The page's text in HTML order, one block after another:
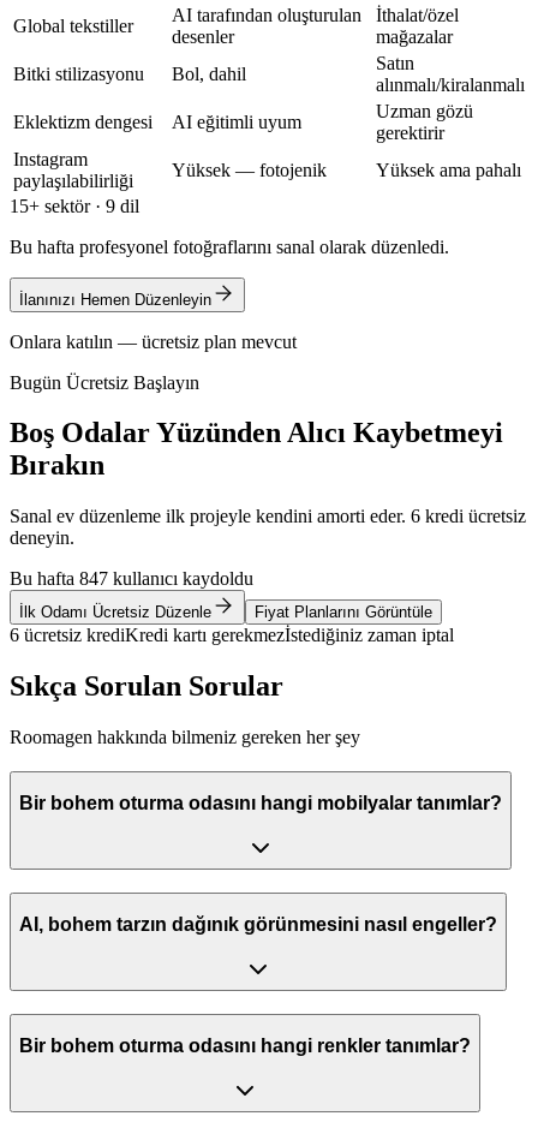
Global tekstiller
AI tarafından oluşturulan
desenler
İthalat/özel
mağazalar
Bitki stilizasyonu
Bol, dahil
Satın
alınmalı/kiralanmalı
Eklektizm dengesi
AI eğitimli uyum
Uzman gözü
gerektirir
Instagram
paylaşılabilirliği
Yüksek — fotojenik
Yüksek ama pahalı
15+ sektör · 9 dil
Bu hafta profesyonel fotoğraflarını sanal olarak düzenledi.
İlanınızı Hemen Düzenleyin
Onlara katılın — ücretsiz plan mevcut
Bugün Ücretsiz Başlayın
Boş Odalar Yüzünden Alıcı Kaybetmeyi
Bırakın
Sanal ev düzenleme ilk projeyle kendini amorti eder. 6 kredi ücretsiz
deneyin.
Bu hafta 847 kullanıcı kaydoldu
İlk Odamı Ücretsiz Düzenle Fiyat Planlarını Görüntüle
6 ücretsiz krediKredi kartı gerekmezİstediğiniz zaman iptal
Sıkça Sorulan Sorular
Roomagen hakkında bilmeniz gereken her şey
Bir bohem oturma odasını hangi mobilyalar tanımlar?
AI, bohem tarzın dağınık görünmesini nasıl engeller?
Bir bohem oturma odasını hangi renkler tanımlar?